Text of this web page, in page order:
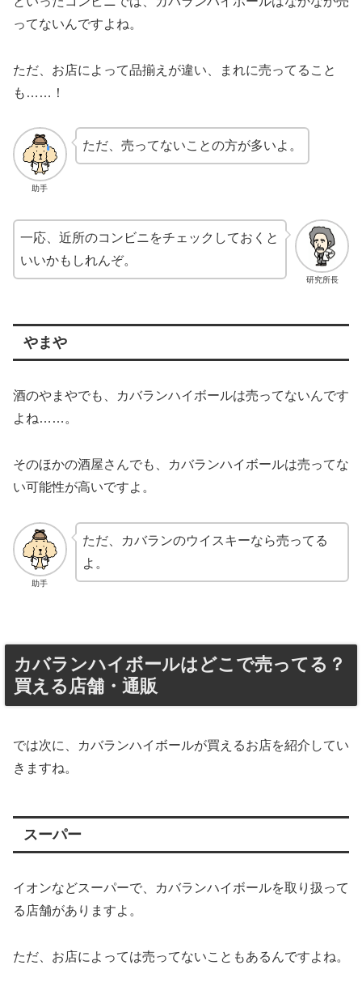
ってないんですよね。
ただ、お店によって品揃えが違い、まれに売ってること
も……！
助手
ただ、売ってないことの方が多いよ。
研究所長
一応、近所のコンビニをチェックしておくと
いいかもしれんぞ。
やまや
酒のやまやでも、カバランハイボールは売ってないんです
よね……。
そのほかの酒屋さんでも、カバランハイボールは売ってな
い可能性が高いですよ。
助手
ただ、カバランのウイスキーなら売ってる
よ。
カバランハイボールはどこで売ってる？
買える店舗・通販
では次に、カバランハイボールが買えるお店を紹介してい
きますね。
スーパー
イオンなどスーパーで、カバランハイボールを取り扱って
る店舗がありますよ。
ただ、お店によっては売ってないこともあるんですよね。